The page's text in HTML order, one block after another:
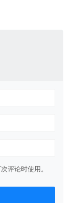
评论时使用。